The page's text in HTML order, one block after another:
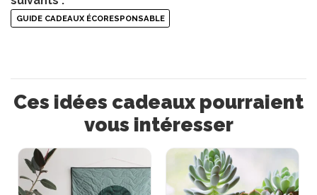
GUIDE CADEAUX ÉCORESPONSABLE
Ces idées cadeaux pourraient
vous intéresser